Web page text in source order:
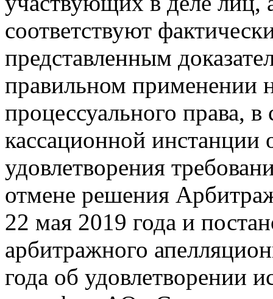
соответствуют
представленным
правильном применении
процессуального права, в
кассационной инстанции
удовлетворения
отмене решения
22 мая 2019 года и
арбитражного
года об удовлетворении